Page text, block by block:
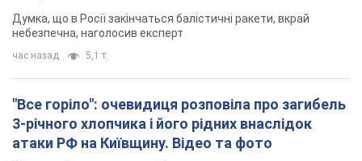
Думка, що в Росії закінчаться балістичні ракети, вкрай
небезпечна, наголосив експерт
час назад 5,1 т.
"Все горіло": очевидиця розповіла про загибель
3-річного хлопчика і його рідних внаслідок
атаки РФ на Київщину. Відео та фото